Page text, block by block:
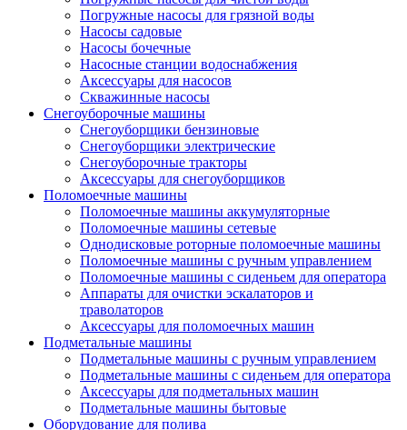
Погружные насосы для грязной воды
Насосы садовые
Насосы бочечные
Насосные станции водоснабжения
Аксессуары для насосов
Скважинные насосы
Снегоуборочные машины
Снегоуборщики бензиновые
Снегоуборщики электрические
Снегоуборочные тракторы
Аксессуары для снегоуборщиков
Поломоечные машины
Поломоечные машины аккумуляторные
Поломоечные машины сетевые
Однодисковые роторные поломоечные машины
Поломоечные машины с ручным управлением
Поломоечные машины с сиденьем для оператора
Аппараты для очистки эскалаторов и
траволаторов
Аксессуары для поломоечных машин
Подметальные машины
Подметальные машины с ручным управлением
Подметальные машины с сиденьем для оператора
Аксессуары для подметальных машин
Подметальные машины бытовые
Оборудование для полива